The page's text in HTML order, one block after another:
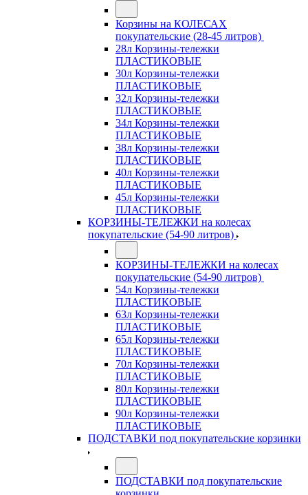
Корзины на КОЛЕСАХ
покупательские (28-45 литров)
28л Корзины-тележки
ПЛАСТИКОВЫЕ
30л Корзины-тележки
ПЛАСТИКОВЫЕ
32л Корзины-тележки
ПЛАСТИКОВЫЕ
34л Корзины-тележки
ПЛАСТИКОВЫЕ
38л Корзины-тележки
ПЛАСТИКОВЫЕ
40л Корзины-тележки
ПЛАСТИКОВЫЕ
45л Корзины-тележки
ПЛАСТИКОВЫЕ
КОРЗИНЫ-ТЕЛЕЖКИ на колесах
покупательские (54-90 литров)
КОРЗИНЫ-ТЕЛЕЖКИ на колесах
покупательские (54-90 литров)
54л Корзины-тележки
ПЛАСТИКОВЫЕ
63л Корзины-тележки
ПЛАСТИКОВЫЕ
65л Корзины-тележки
ПЛАСТИКОВЫЕ
70л Корзины-тележки
ПЛАСТИКОВЫЕ
80л Корзины-тележки
ПЛАСТИКОВЫЕ
90л Корзины-тележки
ПЛАСТИКОВЫЕ
ПОДСТАВКИ под покупательские корзинки
ПОДСТАВКИ под покупательские